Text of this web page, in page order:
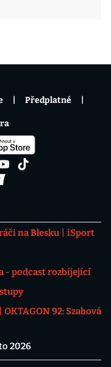
na Blesku
iSport
- podcast rozbíjející
OKTAGON 92: Szabová
2026
Předplatné